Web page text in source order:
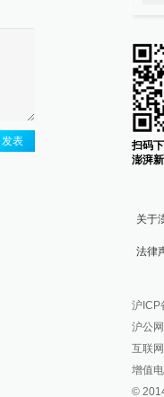
发表
扫码
澎湃
关于
法律
报
沪ICP
沪公
互联
增值
©